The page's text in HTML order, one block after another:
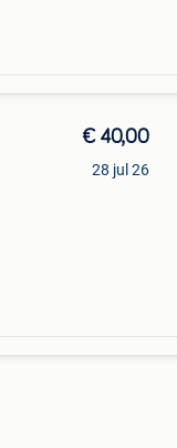
€ 40,00
28 jul 26